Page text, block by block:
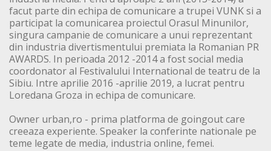
facut parte din echipa de comunicare a trupei VUNK si a
participat la comunicarea proiectul Orasul Minunilor,
singura campanie de comunicare a unui reprezentant
din industria divertismentului premiata la Romanian PR
AWARDS. In perioada 2012 -2014 a fost social media
coordonator al Festivalului International de teatru de la
Sibiu. Intre aprilie 2016 -aprilie 2019, a lucrat pentru
Loredana Groza in echipa de comunicare.
Owner urban,ro - prima platforma de goingout care
creeaza experiente. Speaker la conferinte nationale pe
teme legate de media, industria online, femei.